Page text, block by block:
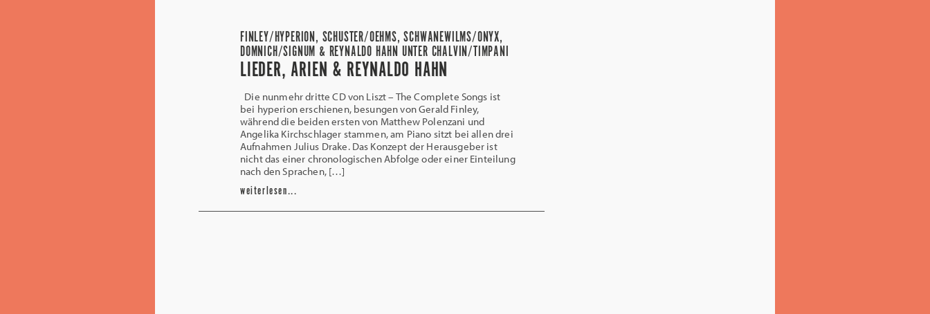
FINLEY/HYPERION, SCHUSTER/OEHMS, SCHWANEWILMS/ONYX,
DOMNICH/SIGNUM & REYNALDO HAHN UNTER CHALVIN/TIMPANI
LIEDER, ARIEN & REYNALDO HAHN
Die nunmehr dritte CD von Liszt – The Complete Songs ist
bei hyperion erschienen, besungen von Gerald Finley,
während die beiden ersten von Matthew Polenzani und
Angelika Kirchschlager stammen, am Piano sitzt bei allen drei
Aufnahmen Julius Drake. Das Konzept der Herausgeber ist
nicht das einer chronologischen Abfolge oder einer Einteilung
nach den Sprachen, […]
weiterlesen...